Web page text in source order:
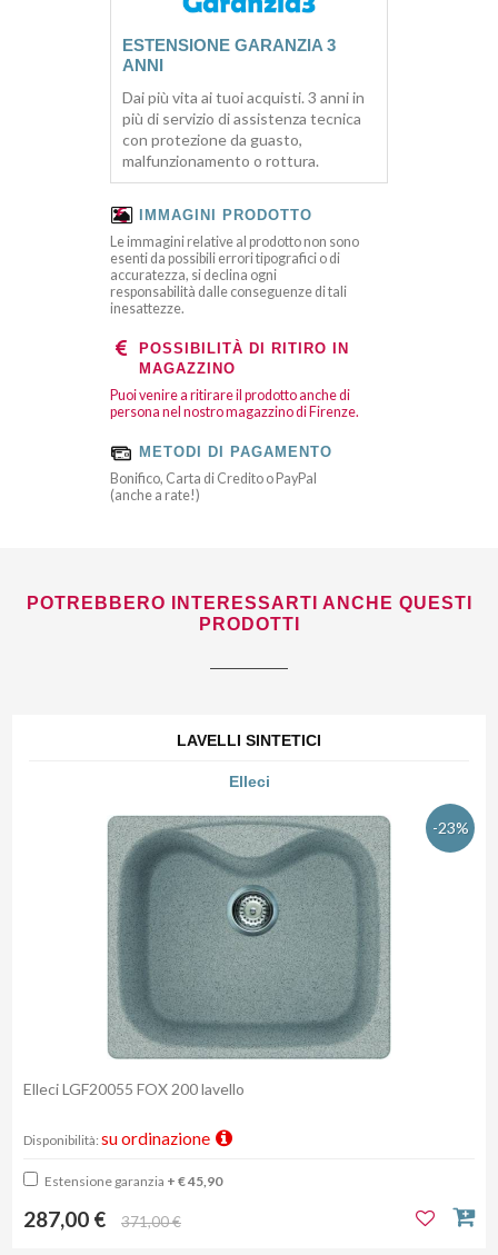
ESTENSIONE GARANZIA 3
ANNI
Dai più vita ai tuoi acquisti. 3 anni in
più di servizio di assistenza tecnica
con protezione da guasto,
malfunzionamento o rottura.
IMMAGINI PRODOTTO
Le immagini relative al prodotto non sono
esenti da possibili errori tipografici o di
accuratezza, si declina ogni
responsabilità dalle conseguenze di tali
inesattezze.
POSSIBILITÀ DI RITIRO IN
MAGAZZINO
Puoi venire a ritirare il prodotto anche di
persona nel nostro magazzino di Firenze.
METODI DI PAGAMENTO
Bonifico, Carta di Credito o PayPal
(anche a rate!)
POTREBBERO INTERESSARTI ANCHE QUESTI
PRODOTTI
LAVELLI SINTETICI
Elleci
-23%
Elleci LGF20055 FOX 200 lavello
Disponibilità: su ordinazione
Estensione garanzia + € 45,90
287,00 € 371,00 €